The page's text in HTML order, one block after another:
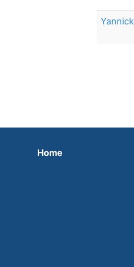
Yannick
Home